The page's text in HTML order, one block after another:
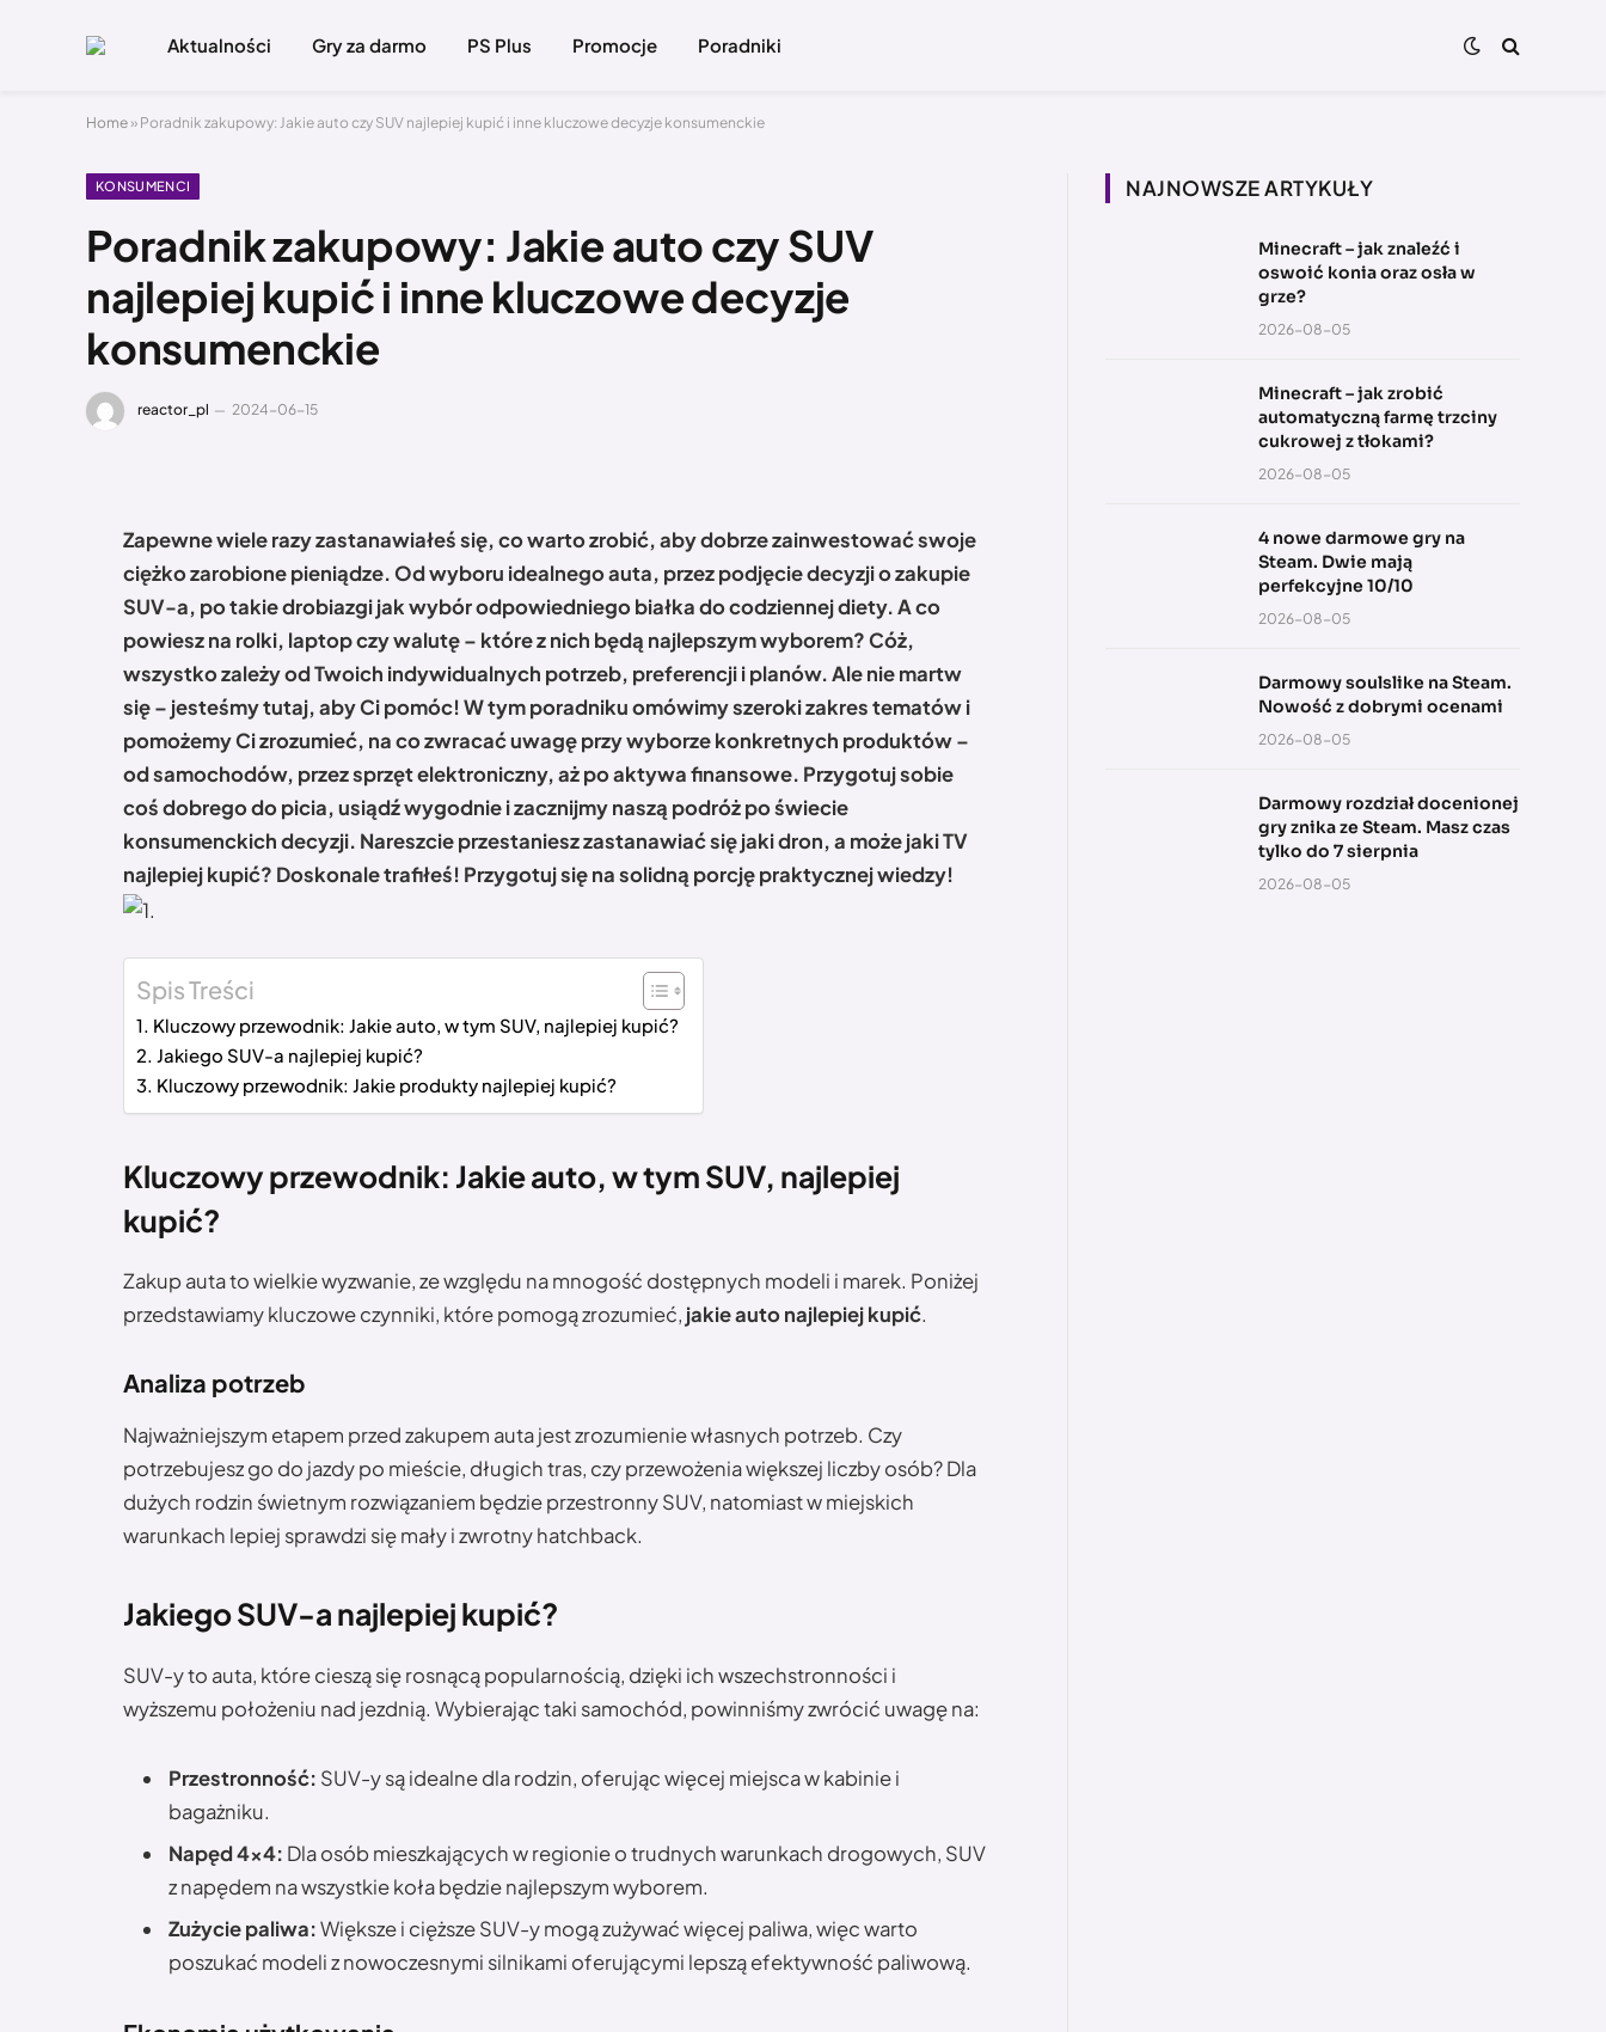
Aktualności Gry za darmo PS Plus Promocje Poradniki
Home » Poradnik zakupowy: Jakie auto czy SUV najlepiej kupić i inne kluczowe decyzje konsumenckie
KONSUMENCI
Poradnik zakupowy: Jakie auto czy SUV
najlepiej kupić i inne kluczowe decyzje
konsumenckie
reactor_pl 2024-06-15
Zapewne wiele razy zastanawiałeś się, co warto zrobić, aby dobrze zainwestować swoje
ciężko zarobione pieniądze. Od wyboru idealnego auta, przez podjęcie decyzji o zakupie
SUV-a, po takie drobiazgi jak wybór odpowiedniego białka do codziennej diety. A co
powiesz na rolki, laptop czy walutę – które z nich będą najlepszym wyborem? Cóż,
wszystko zależy od Twoich indywidualnych potrzeb, preferencji i planów. Ale nie martw
się – jesteśmy tutaj, aby Ci pomóc! W tym poradniku omówimy szeroki zakres tematów i
pomożemy Ci zrozumieć, na co zwracać uwagę przy wyborze konkretnych produktów –
od samochodów, przez sprzęt elektroniczny, aż po aktywa finansowe. Przygotuj sobie
coś dobrego do picia, usiądź wygodnie i zacznijmy naszą podróż po świecie
konsumenckich decyzji. Nareszcie przestaniesz zastanawiać się jaki dron, a może jaki TV
najlepiej kupić? Doskonale trafiłeś! Przygotuj się na solidną porcję praktycznej wiedzy!
Spis Treści
Kluczowy przewodnik: Jakie auto, w tym SUV, najlepiej kupić?
Jakiego SUV-a najlepiej kupić?
Kluczowy przewodnik: Jakie produkty najlepiej kupić?
Kluczowy przewodnik: Jakie auto, w tym SUV, najlepiej
kupić?
Zakup auta to wielkie wyzwanie, ze względu na mnogość dostępnych modeli i marek. Poniżej
przedstawiamy kluczowe czynniki, które pomogą zrozumieć, jakie auto najlepiej kupić.
Analiza potrzeb
Najważniejszym etapem przed zakupem auta jest zrozumienie własnych potrzeb. Czy
potrzebujesz go do jazdy po mieście, długich tras, czy przewożenia większej liczby osób? Dla
dużych rodzin świetnym rozwiązaniem będzie przestronny SUV, natomiast w miejskich
warunkach lepiej sprawdzi się mały i zwrotny hatchback.
Jakiego SUV-a najlepiej kupić?
SUV-y to auta, które cieszą się rosnącą popularnością, dzięki ich wszechstronności i
wyższemu położeniu nad jezdnią. Wybierając taki samochód, powinniśmy zwrócić uwagę na:
Przestronność: SUV-y są idealne dla rodzin, oferując więcej miejsca w kabinie i
bagażniku.
Napęd 4×4: Dla osób mieszkających w regionie o trudnych warunkach drogowych, SUV
z napędem na wszystkie koła będzie najlepszym wyborem.
Zużycie paliwa:Większe i cięższe SUV-y mogą zużywać więcej paliwa, więc warto
poszukać modeli z nowoczesnymi silnikami oferującymi lepszą efektywność paliwową.
NAJNOWSZE ARTYKUŁY
Minecraft – jak znaleźć i
oswoić konia oraz osła w
grze?
2026-08-05
Minecraft – jak zrobić
automatyczną farmę trzciny
cukrowej z tłokami?
2026-08-05
4 nowe darmowe gry na
Steam. Dwie mają
perfekcyjne 10/10
2026-08-05
Darmowy soulslike na Steam.
Nowość z dobrymi ocenami
2026-08-05
Darmowy rozdział docenionej
gry znika ze Steam. Masz czas
tylko do 7 sierpnia
2026-08-05